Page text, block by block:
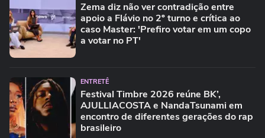
Zema diz não ver contradição entre
apoio a Flávio no 2º turno e crítica ao
caso Master: 'Prefiro votar em um copo
a votar no PT'
ENTRETÊ
Festival Timbre 2026 reúne BK’,
AJULLIACOSTA e NandaTsunami em
encontro de diferentes gerações do rap
brasileiro